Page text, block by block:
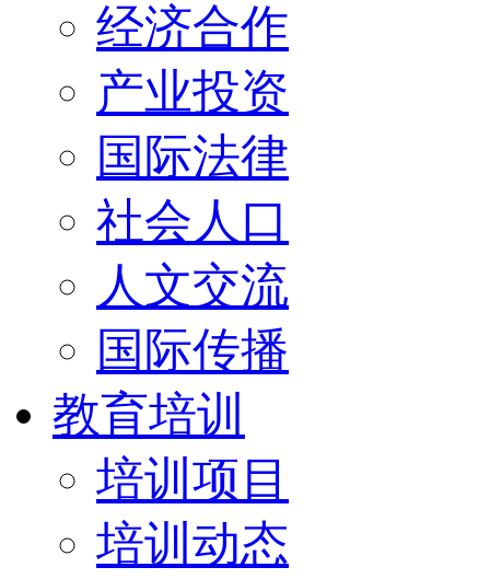
经济合作
产业投资
国际法律
社会人口
人文交流
国际传播
教育培训
培训项目
培训动态